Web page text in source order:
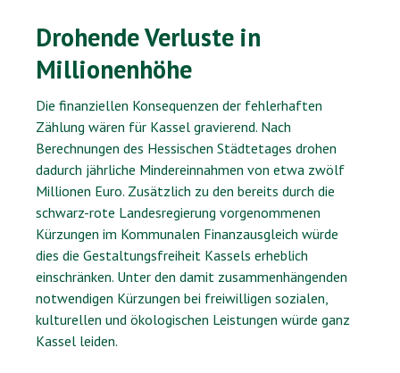
Drohende Verluste in
Millionenhöhe
Die finanziellen Konsequenzen der fehlerhaften
Zählung wären für Kassel gravierend. Nach
Berechnungen des Hessischen Städtetages drohen
dadurch jährliche Mindereinnahmen von etwa zwölf
Millionen Euro. Zusätzlich zu den bereits durch die
schwarz-rote Landesregierung vorgenommenen
Kürzungen im Kommunalen Finanzausgleich würde
dies die Gestaltungsfreiheit Kassels erheblich
einschränken. Unter den damit zusammenhängenden
notwendigen Kürzungen bei freiwilligen sozialen,
kulturellen und ökologischen Leistungen würde ganz
Kassel leiden.